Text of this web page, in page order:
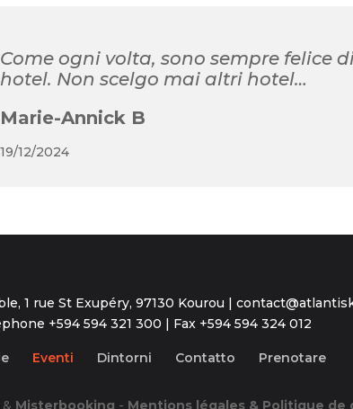
Come ogni volta, sono sempre felice
hotel. Non scelgo mai altri hotel…
Marie-Annick B
19/12/2024
1 rue St Exupéry, 97130 Kourou |
+594 594 321 300 | Fax +594 594 324 012
Eventi Dintorni Contatto Prenotare
& Misterbooking - Mentions légales & Politique